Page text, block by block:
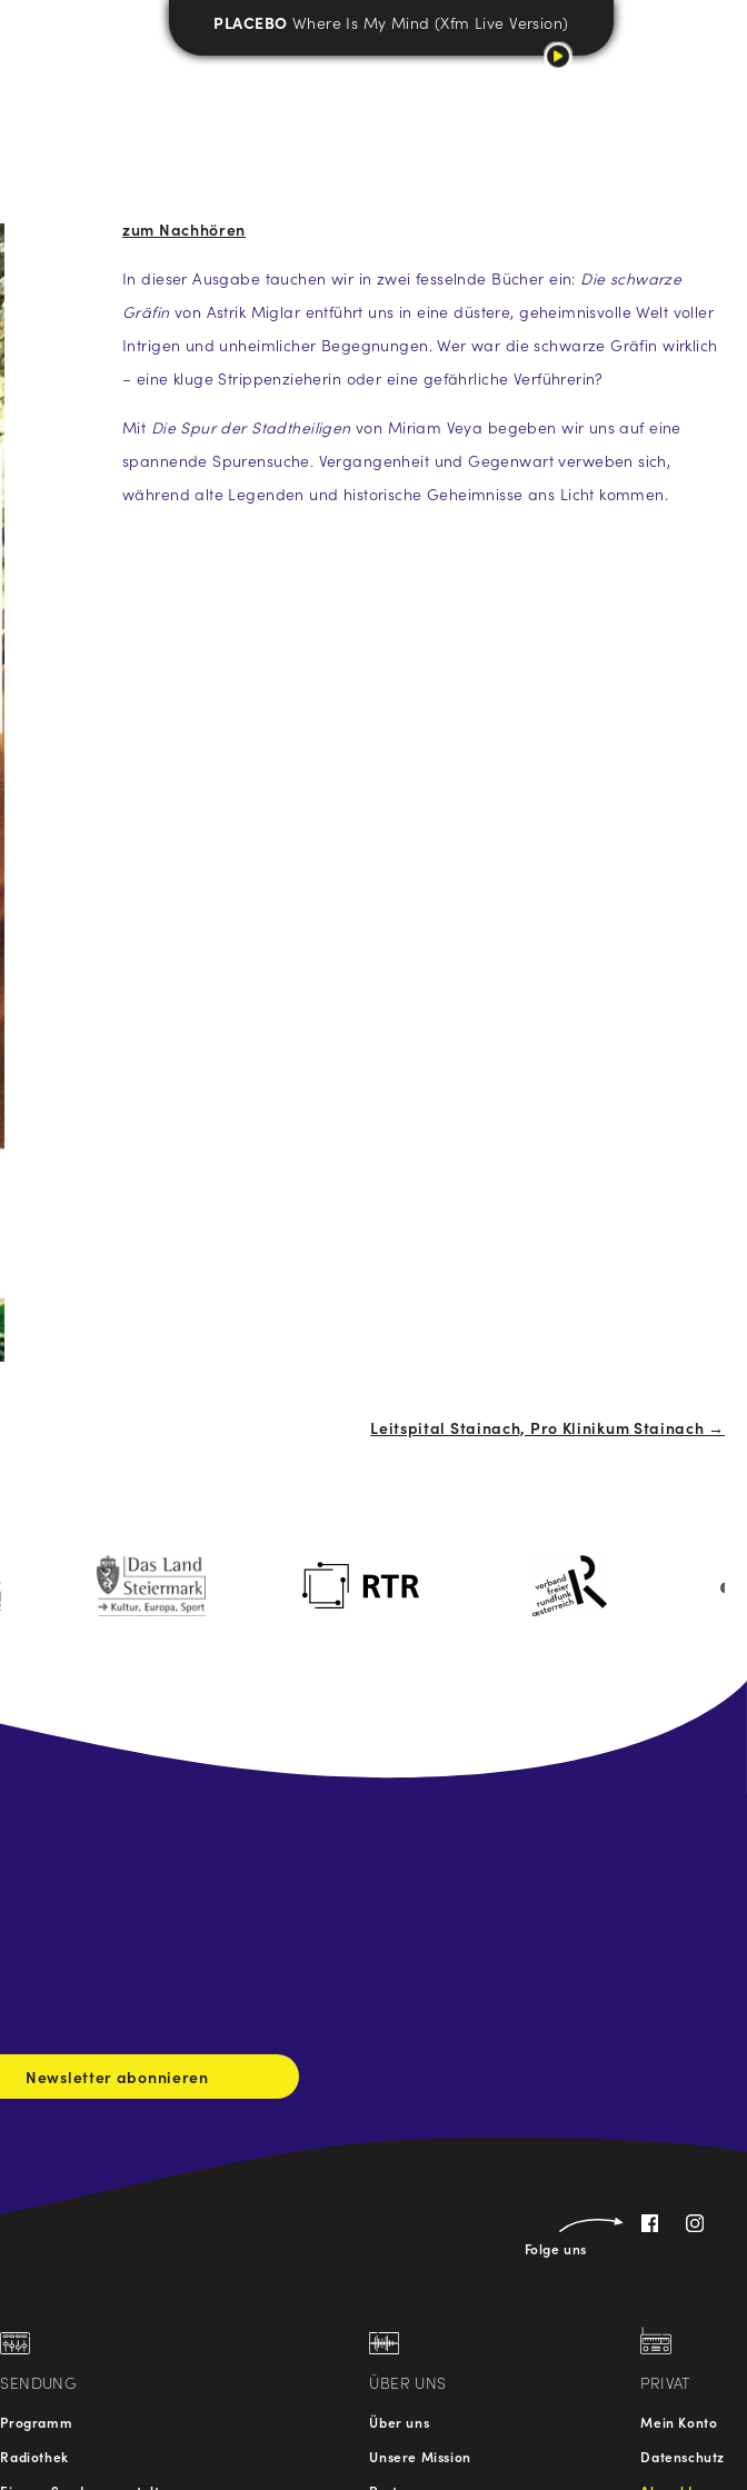
PLACEBO Where Is My Mind (Xfm Live Version)
zum Nachhören
In dieser Ausgabe tauchen wir in zwei fesselnde Bücher ein: Die schwarze
Gräfin von Astrik Miglar entführt uns in eine düstere, geheimnisvolle Welt voller
Intrigen und unheimlicher Begegnungen. Wer war die schwarze Gräfin wirklich
– eine kluge Strippenzieherin oder eine gefährliche Verführerin?
Mit Die Spur der Stadtheiligen von Miriam Veya begeben wir uns auf eine
spannende Spurensuche. Vergangenheit und Gegenwart verweben sich,
während alte Legenden und historische Geheimnisse ans Licht kommen.
Leitspital Stainach, Pro Klinikum Stainach →
Newsletter abonnieren
Folge uns
SENDUNG
Programm
Radiothek
ÜBER UNS
Über uns
Unsere Mission
PRIVAT
Mein Konto
Datenschutz